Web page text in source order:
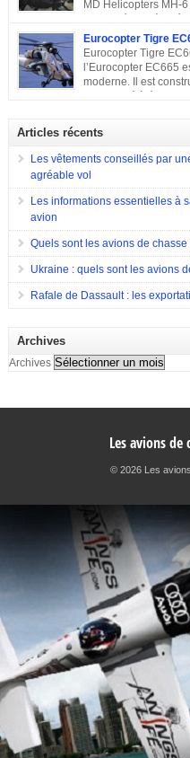
pays. Sa conception C’est en
MD Helicopters MH-
du Hughes MD 500. Il a été conçu
Helicopters. Sa conception
son souhait de développer un
également capable d’endosser
sont entrées en compétition pour
Eurocopter Tigre
Eurocopter Tigre
l’Eurocopter EC665
moderne. Il est
construit afin d’assurer les
forces terrestres. Il a été utilisé en
Eurocopter Tigre EC655
Articles récents
Les vêtements conseillés par
agréable vol
Les informations essentielles à
avion
Quels sont les avions de
Ukraine : quels sont les avions
Rafale de Dassault : les
Archives
Archives
Les avions
© 2026 Les